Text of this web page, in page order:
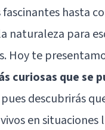
fascinantes hasta
naturaleza para
Hoy te
curiosas que se
descubrirás
en situaciones